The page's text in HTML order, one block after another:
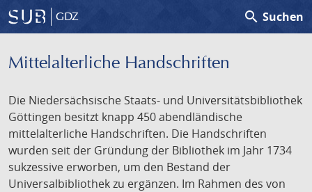
GDZ search Suchen
Mittelalterliche Handschriften
Die Niedersächsische Staats- und Universitätsbibliothek
Göttingen besitzt knapp 450 abendländische
mittelalterliche Handschriften. Die Handschriften
wurden seit der Gründung der Bibliothek im Jahr 1734
sukzessive erworben, um den Bestand der
Universalbibliothek zu ergänzen. Im Rahmen des von